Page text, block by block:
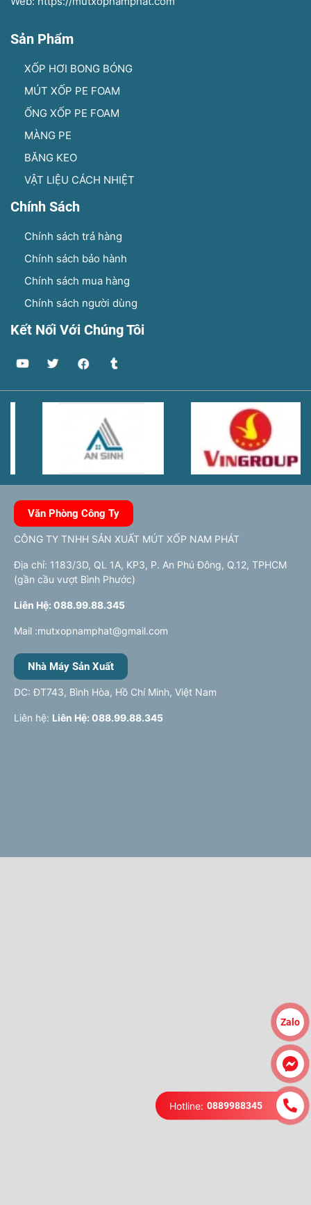
Sản Phẩm
XỐP HƠI BONG BÓNG
MÚT XỐP PE FOAM
ỐNG XỐP PE FOAM
MÀNG PE
BĂNG KEO
VẬT LIỆU CÁCH NHIỆT
Chính Sách
Chính sách trả hàng
Chính sách bảo hành
Chính sách mua hàng
Chính sách người dùng
Kết Nối Với Chúng Tôi
Văn Phòng Công Ty
CÔNG TY TNHH SẢN XUẤT MÚT XỐP NAM PHÁT
Địa chỉ: 1183/3D, QL 1A, KP3, P. An Phú Đông, Q.12, TPHCM
(gần cầu vượt Bình Phước)
Liên Hệ: 088.99.88.345
Mail :mutxopnamphat@gmail.com
Nhà Máy Sản Xuất
DC: ĐT743, Bình Hòa, Hồ Chí Minh, Việt Nam
Liên hệ: Liên Hệ: 088.99.88.345
Zalo
Hotline: 0889988345